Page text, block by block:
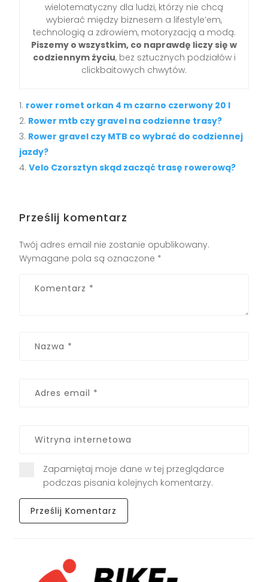
wielotematyczny dla ludzi, którzy nie chcą
wybierać między biznesem a lifestyle’em,
technologią a zdrowiem, motoryzacją a modą.
Piszemy o wszystkim, co naprawdę liczy się w
codziennym życiu, bez sztucznych podziałów i
clickbaitowych chwytów.
rower romet orkan 4 m czarno czerwony 20 l
Rower mtb czy gravel na codzienne trasy?
Rower gravel czy MTB co wybrać do codziennej
jazdy?
Velo Czorsztyn skąd zacząć trasę rowerową?
Prześlij komentarz
Twój adres email nie zostanie opublikowany.
Wymagane pola są oznaczone *
Zapamiętaj moje dane w tej przeglądarce
podczas pisania kolejnych komentarzy.